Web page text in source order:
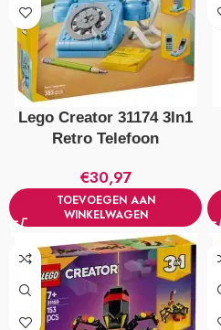
Lego Creator 31174 3In1
Retro Telefoon
€30,97
TOEVOEGEN AAN
WINKELWAGEN